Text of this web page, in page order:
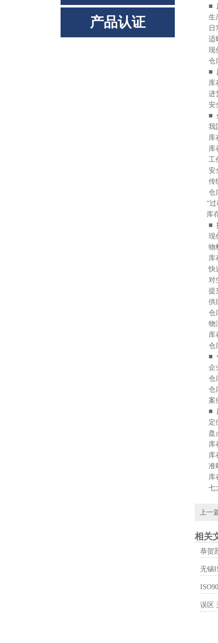
产品认证
■
生产
日常
适时
现代
仓库
■
库存
进货
安全
■
我国
库存
库存
工作
安全
传统
仓库
“过
库存
■
现代
物料
库存
快速
对生
提升
供应
仓库
物流
库存
仓库
■
企业
仓库
仓库
案例
■
定位
盘点
库存
库存
准时
库存
七大
上一
相关
恭贺
无锡
误区